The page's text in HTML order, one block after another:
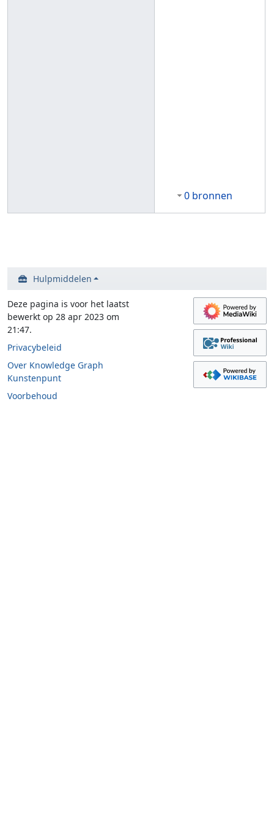
0 bronnen
Hulpmiddelen
Deze pagina is voor het laatst
bewerkt op 28 apr 2023 om
21:47.
Privacybeleid
Over Knowledge Graph
Kunstenpunt
Voorbehoud